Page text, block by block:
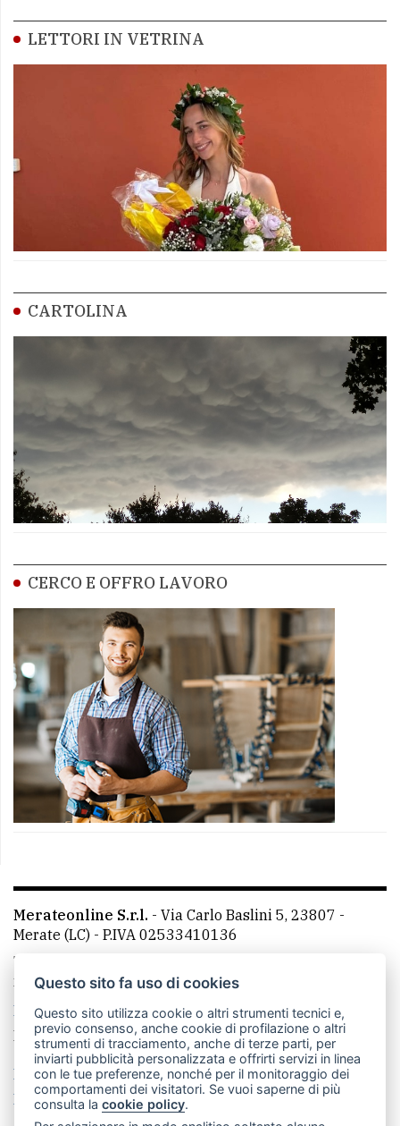
LETTORI IN VETRINA
CARTOLINA
CERCO E OFFRO LAVORO
Merateonline S.r.l. - Via Carlo Baslini 5, 23807 -
Merate (LC) - P.IVA 02533410136
Telefono:
mail: redazione@merateonline.it
La redazione
CasateOnline LeccoOnline
RSS
Made by VIP
Privacy policy
Cookie policy
Rivedi le tue scelte sui cookie
Questo sito fa uso di cookies
Questo sito utilizza cookie o altri strumenti tecnici e,
previo consenso, anche cookie di profilazione o altri
strumenti di tracciamento, anche di terze parti, per
inviarti pubblicità personalizzata e offrirti servizi in linea
con le tue preferenze, nonché per il monitoraggio dei
comportamenti dei visitatori. Se vuoi saperne di più
consulta lacookie policy.